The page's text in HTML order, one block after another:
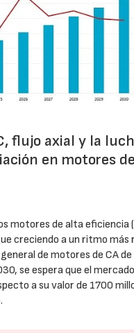
flujo axial y la
en motores
motores de alta eficiencia
creciendo a un ritmo más
de motores de CA de
se espera que el
a su valor de 1700